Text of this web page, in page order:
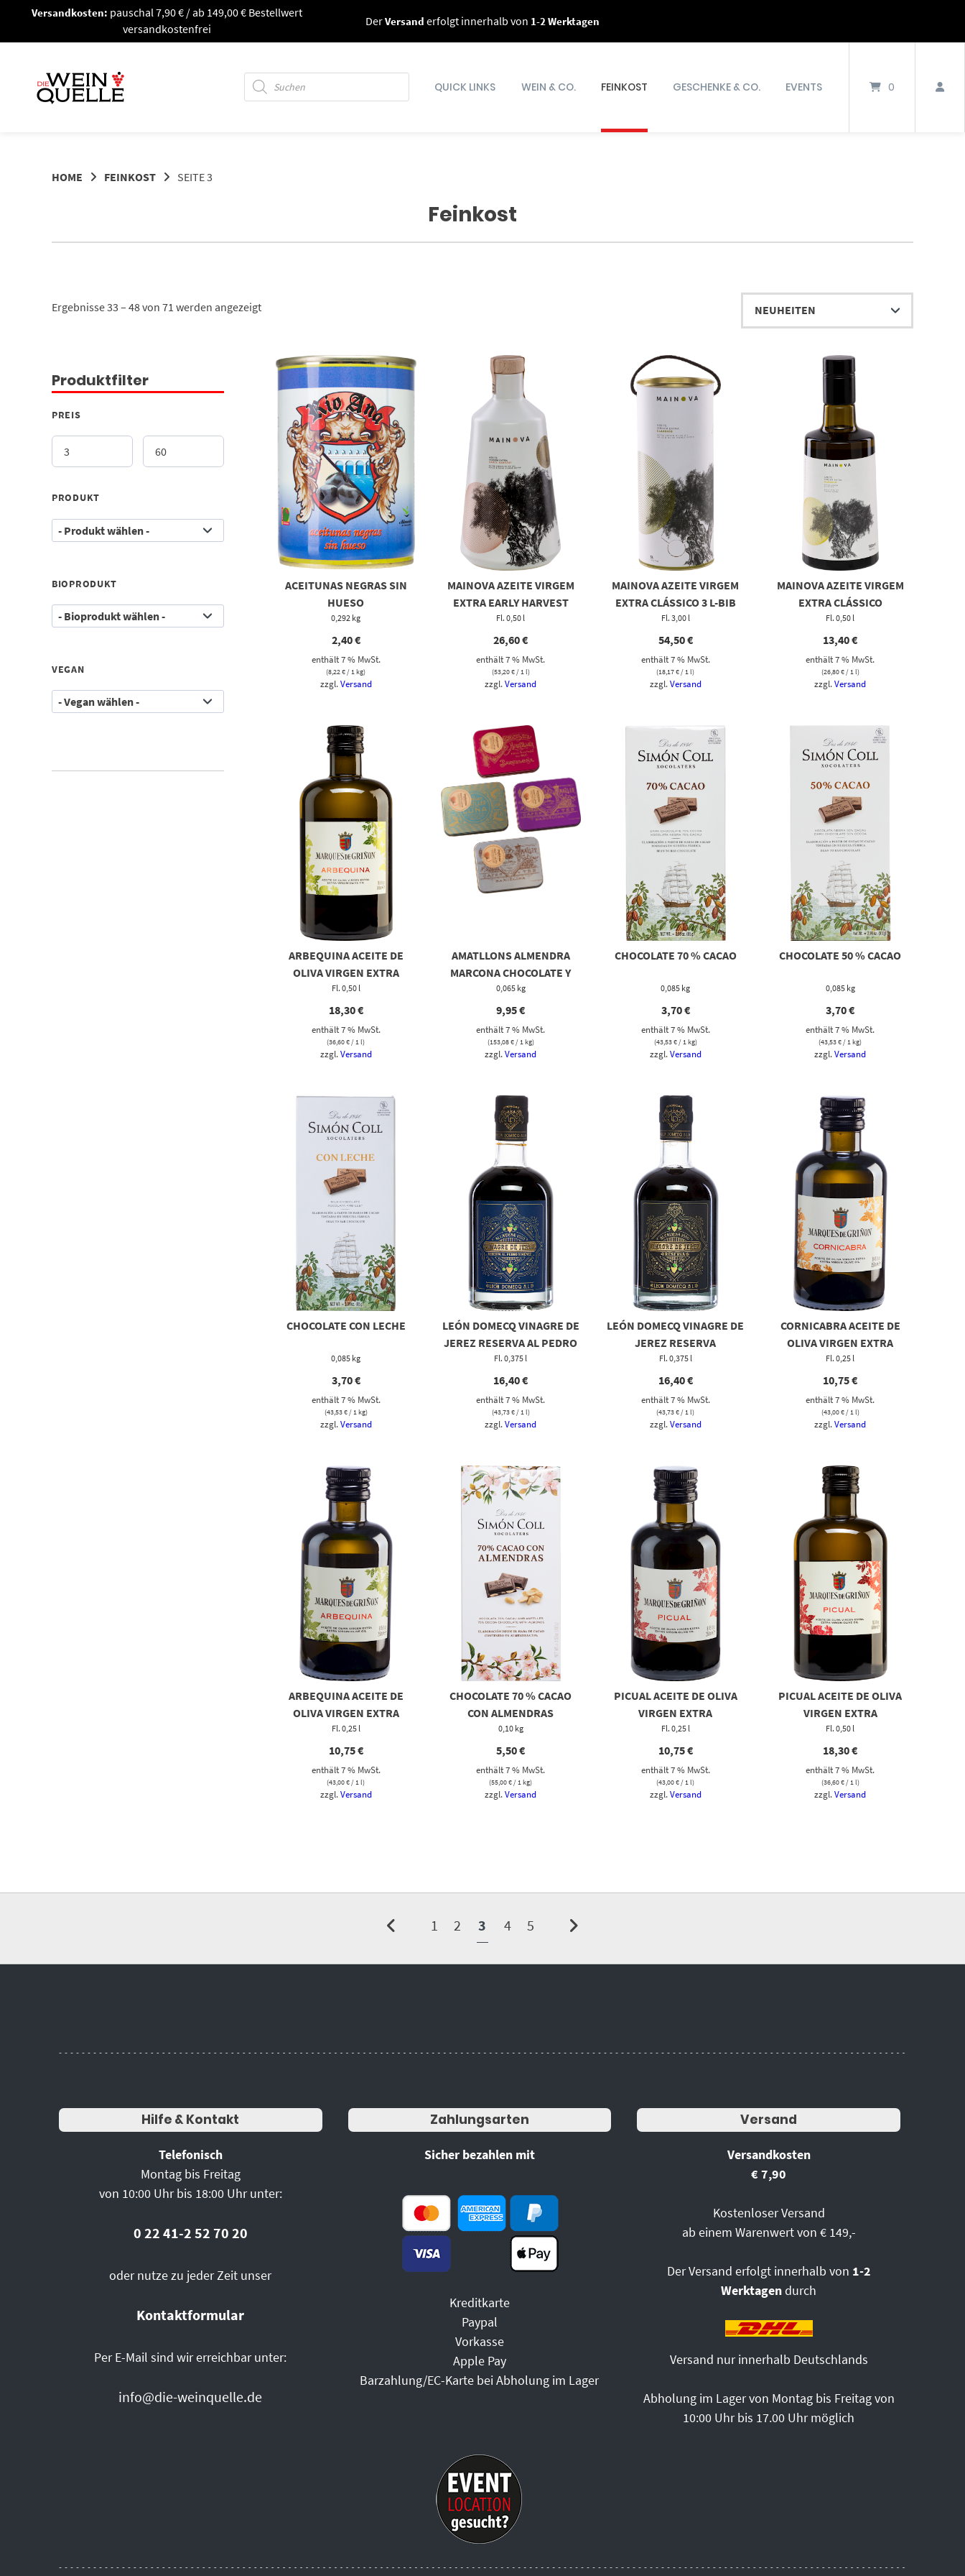
Springe
Inhalt
Versandkosten: pauschal 7,90 € / ab 149,00 € Bestellwert
versandkostenfrei
DerVersand erfolgt innerhalb von 1-2 Werktagen
Products
search
QUICK LINKS WEIN & CO. FEINKOST GESCHENKE & CO. EVENTS 0
HOME FEINKOST SEITE 3
Feinkost
Ergebnisse 33 – 48 von 71 werden angezeigt
ACEITUNAS NEGRAS SIN
HUESO
0,292 kg
2,40€
enthält 7 % MwSt.
(8,22€/ 1 kg)
zzgl.Versand
MAINOVA AZEITE VIRGEM
EXTRA EARLY HARVEST
Fl. 0,50 l
26,60€
enthält 7 % MwSt.
(53,20€/ 1 l)
zzgl.Versand
MAINOVA AZEITE VIRGEM
EXTRA CLÁSSICO 3 L-BIB
Fl. 3,00 l
54,50€
enthält 7 % MwSt.
(18,17€/ 1 l)
zzgl.Versand
MAINOVA AZEITE VIRGEM
EXTRA CLÁSSICO
Fl. 0,50 l
13,40€
enthält 7 % MwSt.
(26,80€/ 1 l)
zzgl.Versand
ARBEQUINA ACEITE DE
OLIVA VIRGEN EXTRA
Fl. 0,50 l
18,30€
enthält 7 % MwSt.
(36,60€/ 1 l)
zzgl.Versand
AMATLLONS ALMENDRA
MARCONA CHOCOLATE Y
CACAO
0,065 kg
9,95€
enthält 7 % MwSt.
(153,08€/ 1 kg)
zzgl.Versand
CHOCOLATE 70 % CACAO
0,085 kg
3,70€
enthält 7 % MwSt.
(43,53€/ 1 kg)
zzgl.Versand
CHOCOLATE 50 % CACAO
0,085 kg
3,70€
enthält 7 % MwSt.
(43,53€/ 1 kg)
zzgl.Versand
CHOCOLATE CON LECHE
0,085 kg
3,70€
enthält 7 % MwSt.
(43,53€/ 1 kg)
zzgl.Versand
LEÓN DOMECQ VINAGRE DE
JEREZ RESERVA AL PEDRO
XIMENEZ
Fl. 0,375 l
16,40€
enthält 7 % MwSt.
(43,73€/ 1 l)
zzgl.Versand
LEÓN DOMECQ VINAGRE DE
JEREZ RESERVA
Fl. 0,375 l
16,40€
enthält 7 % MwSt.
(43,73€/ 1 l)
zzgl.Versand
CORNICABRA ACEITE DE
OLIVA VIRGEN EXTRA
Fl. 0,25 l
10,75€
enthält 7 % MwSt.
(43,00€/ 1 l)
zzgl.Versand
ARBEQUINA ACEITE DE
OLIVA VIRGEN EXTRA
Fl. 0,25 l
10,75€
enthält 7 % MwSt.
(43,00€ / 1 l)
zzgl.Versand
CHOCOLATE 70 % CACAO
CON ALMENDRAS
0,10 kg
5,50€
enthält 7 % MwSt.
(55,00€ / 1 kg)
zzgl.Versand
PICUAL ACEITE DE OLIVA
VIRGEN EXTRA
Fl. 0,25 l
10,75€
enthält 7 % MwSt.
(43,00€ / 1 l)
zzgl.Versand
PICUAL ACEITE DE OLIVA
VIRGEN EXTRA
Fl. 0,50 l
18,30€
enthält 7 % MwSt.
(36,60€/ 1 l)
zzgl.Versand
Produktfilter
PREIS
PRODUKT
BIOPRODUKT
VEGAN
1 2 3 4 5
Hilfe & Kontakt
Telefonisch
Montag bis Freitag
von 10:00 Uhr bis 18:00 Uhr unter:
0 22 41-2 52 70 20
oder nutze zu jeder Zeit unser
Kontaktformular
Per E-Mail sind wir erreichbar unter:
info@die-weinquelle.de
Zahlungsarten
Sicher bezahlen mit
Kreditkarte
Paypal
Vorkasse
Apple Pay
Barzahlung/EC-Karte bei Abholung im Lager
Versand
Versandkosten
€ 7,90
Kostenloser Versand
ab einem Warenwert von € 149,-
Der Versand erfolgt innerhalb von 1-2
Werktagendurch
Versand nur innerhalb Deutschlands
Abholung im Lager von Montag bis Freitag von
10:00 Uhr bis 17.00 Uhr möglich